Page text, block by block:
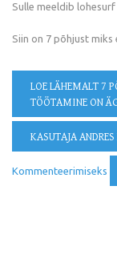
Sulle meeldib
Siin on 7 põhjust
LOE LÄHEMALT7
TÖÖTAMINE ON
KASUTAJA
Kommenteerimiseks